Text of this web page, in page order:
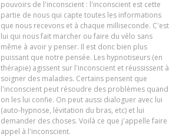
pouvoirs de l'inconscient : l'inconscient est cette
partie de nous qui capte toutes les informations
que nous recevons et à chaque milliseconde. C'est
lui qui nous fait marcher ou faire du vélo sans
même à avoir y penser. Il est donc bien plus
puissant que notre pensée. Les hypnotiseurs (en
thérapie) agissent sur l'inconscient et réussissent à
soigner des maladies. Certains pensent que
l'inconscient peut résoudre des problèmes quand
on les lui confie. On peut aussi dialoguer avec lui
(auto-hypnose, lévitation du bras, etc) et lui
demander des choses. Voilà ce que j'appelle faire
appel à l'inconscient.